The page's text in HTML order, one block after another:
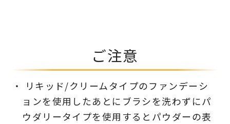
ご注意
リキッド/クリームタイプのファンデーシ
ョンを使用したあとにブラシを洗わずにパ
ウダリータイプを使用するとパウダーの表